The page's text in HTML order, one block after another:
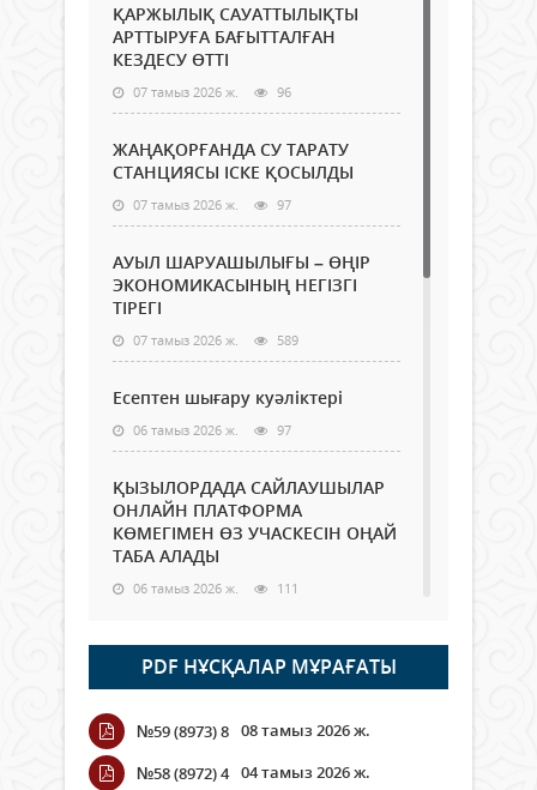
ҚАРЖЫЛЫҚ САУАТТЫЛЫҚТЫ
АРТТЫРУҒА БАҒЫТТАЛҒАН
КЕЗДЕСУ ӨТТІ
07 тамыз 2026 ж. 96
ЖАҢАҚОРҒАНДА СУ ТАРАТУ
СТАНЦИЯСЫ ІСКЕ ҚОСЫЛДЫ
07 тамыз 2026 ж. 97
АУЫЛ ШАРУАШЫЛЫҒЫ – ӨҢІР
ЭКОНОМИКАСЫНЫҢ НЕГІЗГІ
ТІРЕГІ
07 тамыз 2026 ж. 589
Есептен шығару куәліктері
06 тамыз 2026 ж. 97
ҚЫЗЫЛОРДАДА САЙЛАУШЫЛАР
ОНЛАЙН ПЛАТФОРМА
КӨМЕГІМЕН ӨЗ УЧАСКЕСІН ОҢАЙ
ТАБА АЛАДЫ
06 тамыз 2026 ж. 111
Open Air: Қызылорда облысы
полиция департаменті 20
мыңнан астам көрерменнің
қауіпсіздігін қамтамасыз етті
06 тамыз 2026 ж.
PDF НҰСҚАЛАР МҰРАҒАТЫ
№59 (8973) 8 08 тамыз 2026 ж.
№58 (8972) 4 04 тамыз 2026 ж.